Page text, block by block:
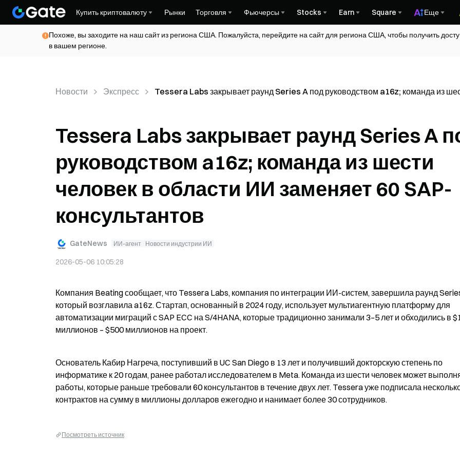
Купить криптовалюту Рынки Торговля Фьючерсы Stocks Earn Square Еще
Похоже, вы заходите на наш сайт из региона США. Пожалуйста, перейдите на сайт для региона США, чтобы получить
в вашем регионе.
Новости Экспресс Tessera Labs закрывает раунд Series A под руководством a16z; команда из
Tessera Labs закрывает раунд Series A
руководством a16z; команда из шести
человек в области ИИ заменяет 60 SAP-
консультантов
GateNews ИИ-агент Новости индустрии ИИ
2026-05-06 10:05:28
Компания Beating сообщает, что Tessera Labs, компания по интеграции ИИ-систем, завершила раунд
который возглавила a16z. Стартап, основанный в 2024 году, использует мультиагентную платформу для
автоматизации миграций с SAP ECC на S/4HANA, которые традиционно занимали 3–5 лет и обходились в
миллионов – $500 миллионов на проект.
Основатель Кабир Нагреча, поступивший в UC San Diego в 13 лет и получивший докторскую степень по
информатике к 20 годам, ранее работал исследователем в Meta. Команда из шести человек может
работы, которые раньше требовали 60 консультантов в течение двух лет. Tessera уже подписала
контрактов на сумму в миллионы долларов ежегодно и нанимает более 30 сотрудников.
Посмотреть источник